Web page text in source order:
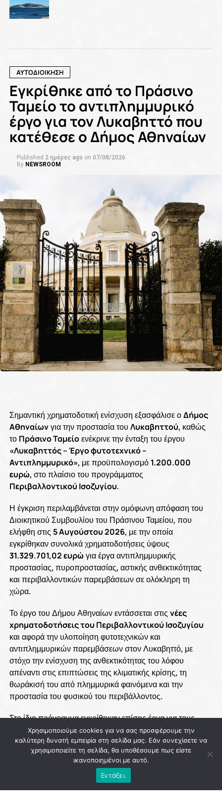
ΑΥΤΟΔΙΟΙΚΗΣΗ
Εγκρίθηκε από το Πράσινο
Ταμείο το αντιπλημμυρικό
έργο για τον Λυκαβηττό που
κατέθεσε ο Δήμος Αθηναίων
Published 2 ημέρες ago on 07/08/2026
By NEWSROOM
Σημαντική χρηματοδοτική ενίσχυση εξασφάλισε οΔήμος
Αθηναίωνγια την προστασία του Λυκαβηττού, καθώς
το Πράσινο Ταμείοενέκρινε την ένταξη του έργου
«Λυκαβηττός – Έργο φυτοτεχνικό –
Αντιπλημμυρικό», με προϋπολογισμό 1.200.000
ευρώ, στο πλαίσιο του προγράμματος
Περιβαλλοντικού Ισοζυγίου.
Η έγκριση περιλαμβάνεται στην ομόφωνη απόφαση του
Διοικητικού Συμβουλίου του Πράσινου Ταμείου, που
ελήφθη στις 5 Αυγούστου 2026, με την οποία
εγκρίθηκαν συνολικά χρηματοδοτήσεις ύψους
31.329.701,02 ευρώ για έργα αντιπλημμυρικής
προστασίας, πυροπροστασίας, αστικής ανθεκτικότητας
και περιβαλλοντικών παρεμβάσεων σε ολόκληρη τη
χώρα.
Το έργο του Δήμου Αθηναίων εντάσσεται στις νέες
χρηματοδοτήσεις του Περιβαλλοντικού Ισοζυγίου
και αφορά την υλοποίηση φυτοτεχνικών και
αντιπλημμυρικών παρεμβάσεων στον Λυκαβηττό, με
στόχο την ενίσχυση της ανθεκτικότητας του λόφου
απέναντι στις επιπτώσεις της κλιματικής κρίσης, τη
θωράκισή του από πλημμυρικά φαινόμενα και την
προστασία του φυσικού του περιβάλλοντος.
Στο ίδιο πρόγραμμα εγκρίθηκαν επίσης έργα για τους
Δήμους Μεγαρέων, Αγιάς, Διστόμου – Αράχωβας –
Αντίκυρας και Καλλιθέας, ενώ συνολικά οι εντάξεις της
συγκεκριμένης κατηγορίας ανέρχονται σε2.407.856,12
. Παράλληλα, το Πράσινο Ταμείο ενέκρινε ακόμη
για αντιπλημμυρικά έργα σε δασικές εκτάσεις
της Περιφέρειας Αττικής που επλήγησαν από πυρκαγιές,
Χρησιμοποιούμε cookies για να σας προσφέρουμε την
καλύτερη δυνατή εμπειρία στη σελίδα μας. Εάν συνεχίσετε να
χρησιμοποιείτε τη σελίδα, θα υποθέσουμε πως είστε
ικανοποιημένοι με αυτό.
Εντάξει